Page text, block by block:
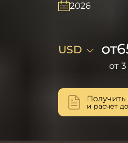
2026
USD от
от
и расчёт